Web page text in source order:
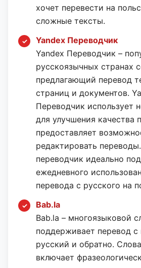
хочет перевести на
сложные тексты.
Yandex Переводчик
Yandex Переводчик –
русскоязычных странах
предлагающий перевод
страниц и документов.
Переводчик использует
для улучшения качества
предоставляет
редактировать
переводчик идеально
ежедневного
перевода с русского на
Bab.la
Bab.la – многоязыковой
поддерживает перевод с
русский и обратно.
включает